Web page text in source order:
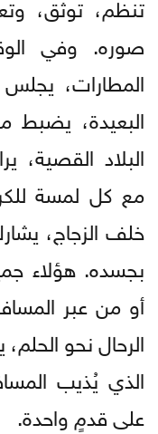
صوره. وفي
المطارات،
البعيدة،
البلاد
مع كل لمسة
خلف الزجاج،
بجسده. هؤلاء
أو من عبر
الرحال نحو
الذي يُذيب
على قدمٍ واحدة.